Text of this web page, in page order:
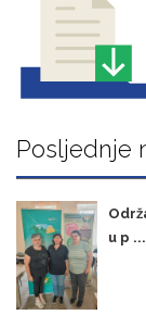
Posljednje
u p ...